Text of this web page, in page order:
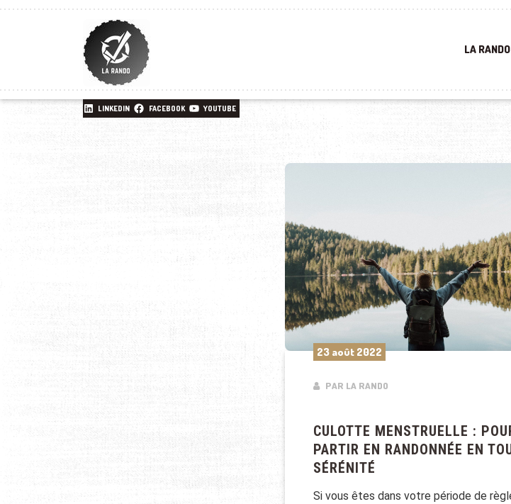
LA RANDO
LINKEDIN FACEBOOK YOUTUBE
23 août 2022
PAR LA RANDO
CULOTTE MENSTRUELLE :
PARTIR EN RANDONNÉE EN
SÉRÉNITÉ
Si vous êtes dans votre période de